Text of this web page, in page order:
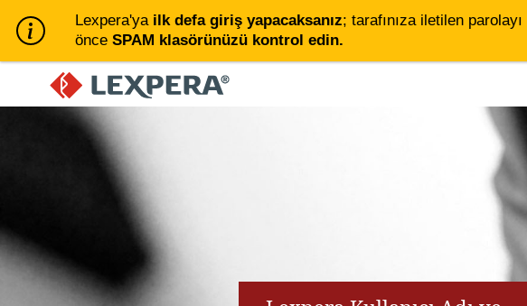
Lexpera'ya ilk defa giriş yapacaksanız; tarafınıza iletilen parolayı
önce SPAM klasörünüzü kontrol edin.